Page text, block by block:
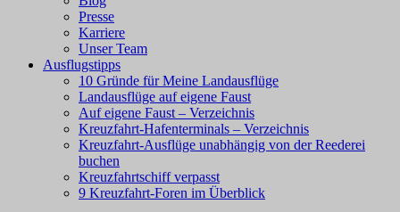
Presse
Karriere
Unser Team
Ausflugstipps
10 Gründe für Meine Landausflüge
Landausflüge auf eigene Faust
Auf eigene Faust – Verzeichnis
Kreuzfahrt-Hafenterminals – Verzeichnis
Kreuzfahrt-Ausflüge unabhängig von der Reederei
buchen
Kreuzfahrtschiff verpasst
9 Kreuzfahrt-Foren im Überblick